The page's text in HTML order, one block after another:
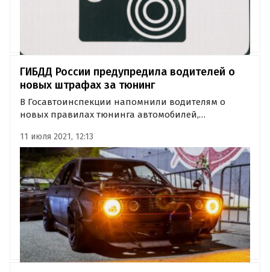
ГИБДД России предупредила водителей о
новых штрафах за тюнинг
В Госавтоинспекции напомнили водителям о
новых правилах тюнинга автомобилей,
ГОСТ №33670, любое незаводское допоборудование
теперь должно проверяться в
специализированных лабораториях и
регистрироваться…
11 июля 2021, 12:13